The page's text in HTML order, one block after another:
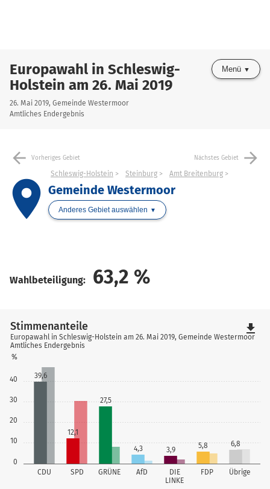
Europawahl in Schleswig-
Holstein am 26. Mai 2019
26. Mai 2019, Gemeinde Westermoor
Amtliches Endergebnis
Menü
arrow_back Vorheriges Gebiet Nächstes Gebiet arrow_forward
place
Schleswig-Holstein Steinburg Amt Breitenburg
Gemeinde Westermoor
Anderes Gebiet auswählen
Wahlbeteiligung: 63,2 %
0
10
20
30
40
%
CDU SPD GRÜNE AfD
DIE
LINKE
FDP Übrige
39,6
12,1
27,5
4,3 3,9 5,8 6,8
Stimmenanteile
Europawahl in Schleswig-Holstein am 26. Mai 2019, Gemeinde Westermoor
Amtliches Endergebnis
file_download